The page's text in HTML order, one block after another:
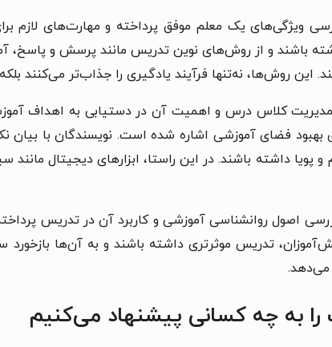
ویژگی‌های یک معلم موفق پرداخته و مهارت‌های لازم
باشند و از روش‌های نوین تدریس مانند پرسش و پاسخ،
این روش‌ها، نه‌تنها فرآیند یادگیری را جذاب‌تر
کلاس درس و اهمیت آن در دستیابی به اهداف
بهبود فضای آموزشی اشاره شده است. نویسندگان با
پویا داشته باشند. در این راستا، ابزارهای دیجیتال
اصول روانشناسی آموزشی و کاربرد آن در تدریس
تدریس موثرتری داشته باشند و به آن‌ها بازخورد
می‌دهد.
به چه کسانی پیشنهاد می‌کنیم